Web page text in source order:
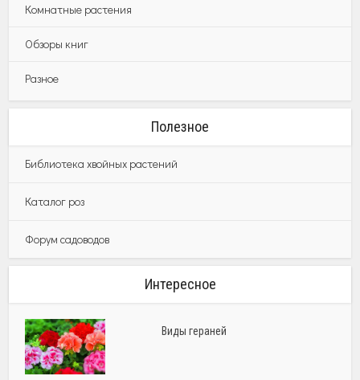
Комнатные растения
Обзоры книг
Разное
Полезное
Библиотека хвойных растений
Каталог роз
Форум садоводов
Интересное
Виды гераней